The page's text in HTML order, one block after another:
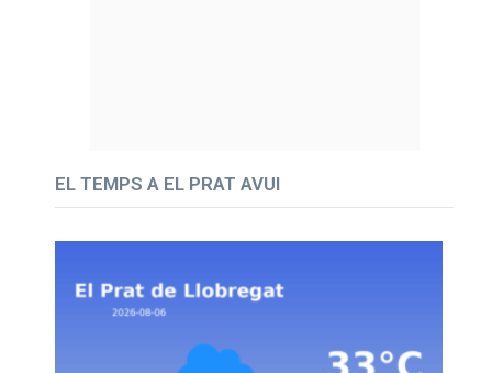
EL TEMPS A EL PRAT AVUI